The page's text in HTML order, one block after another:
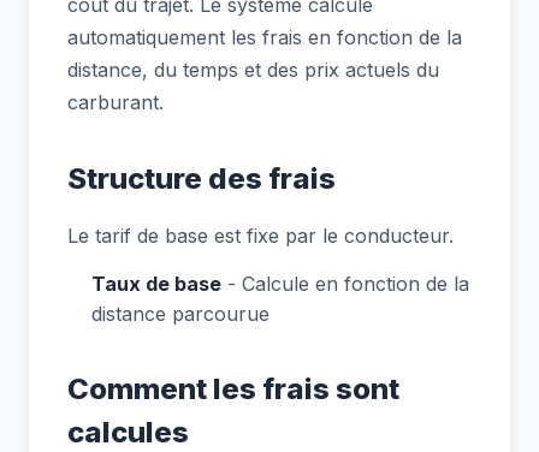
cout du trajet. Le systeme calcule
automatiquement les frais en fonction de la
distance, du temps et des prix actuels du
carburant.
Structure des frais
Le tarif de base est fixe par le conducteur.
Taux de base - Calcule en fonction de la
distance parcourue
Comment les frais sont
calcules